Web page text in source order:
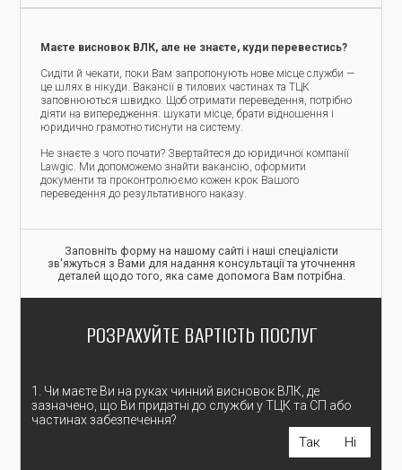
Маєте висновок ВЛК, але не знаєте, куди перевестись?
Сидіти й чекати, поки Вам запропонують нове місце служби —
це шлях в нікуди. Вакансії в тилових частинах та ТЦК
заповнюються швидко. Щоб отримати переведення, потрібно
діяти на випередження: шукати місце, брати відношення і
юридично грамотно тиснути на систему.
Не знаєте з чого почати? Звертайтеся до юридичної компанії
Lawgic. Ми допоможемо знайти вакансію, оформити
документи та проконтролюємо кожен крок Вашого
переведення до результативного наказу.
Заповніть форму на нашому сайті і наші спеціалісти
зв'яжуться з Вами для надання консультації та уточнення
деталей щодо того, яка саме допомога Вам потрібна.
РОЗРАХУЙТЕ ВАРТІСТЬ ПОСЛУГ
1. Чи маєте Ви на руках чинний висновок ВЛК, де
зазначено, що Ви придатні до служби у ТЦК та СП або
частинах забезпечення?
Так Ні